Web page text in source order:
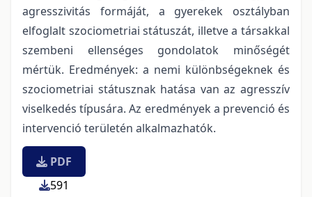
agresszivitás formáját, a gyerekek osztályban
elfoglalt szociometriai státuszát, illetve a társakkal
szembeni ellenséges gondolatok minőségét
mértük. Eredmények: a nemi különbségeknek és
szociometriai státusznak hatása van az agresszív
viselkedés típusára. Az eredmények a prevenció és
intervenció területén alkalmazhatók.
PDF
591